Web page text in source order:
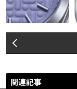
関連記事